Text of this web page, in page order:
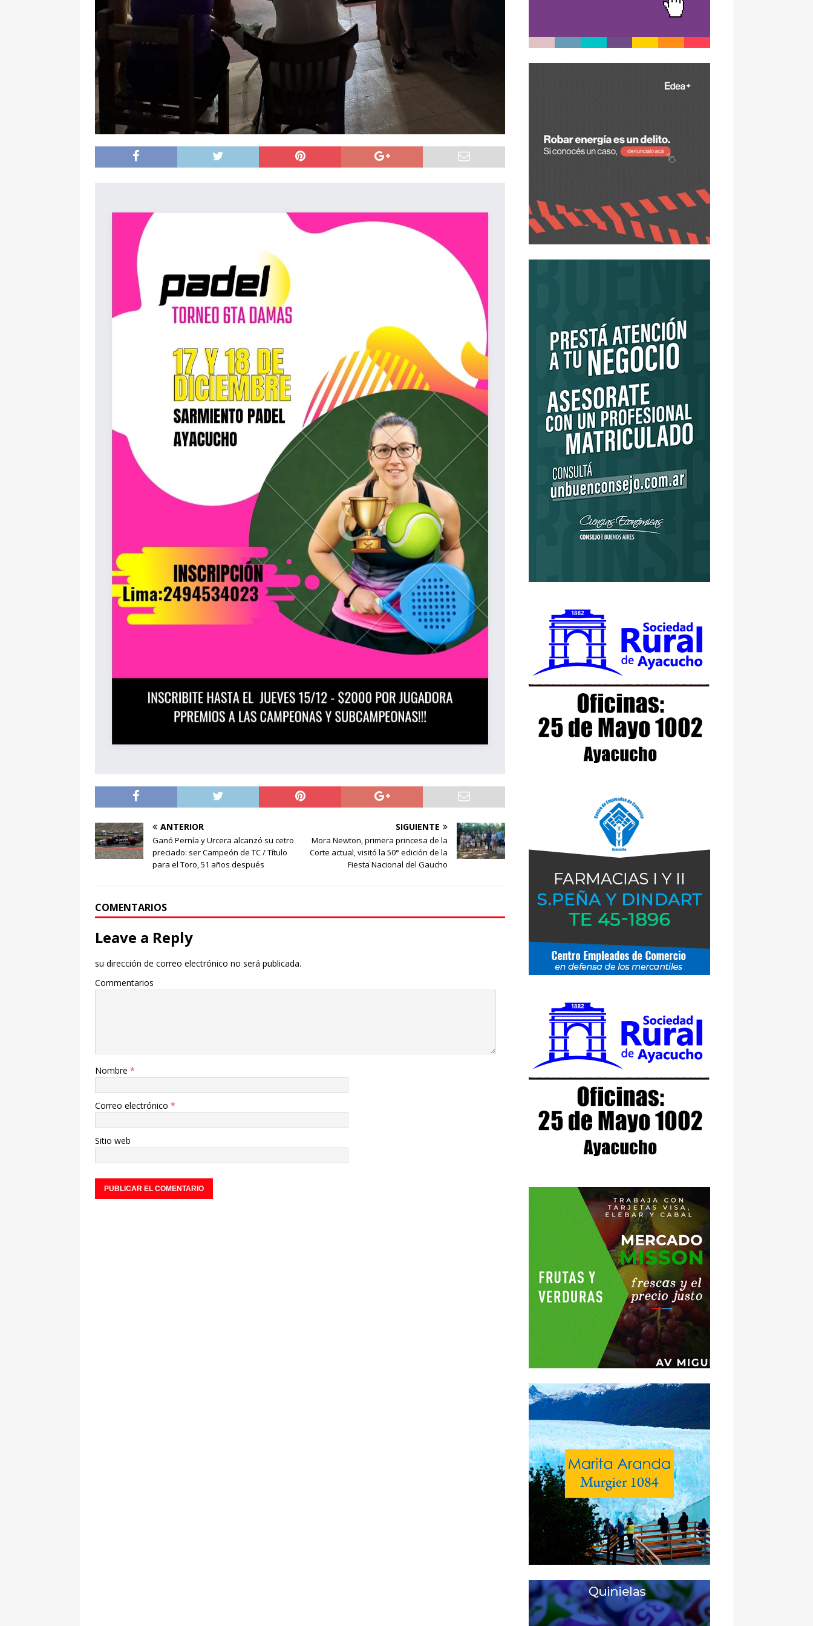
ANTERIOR
Ganó Pernía y Urcera alcanzó su cetro
preciado: ser Campeón de TC / Título
para el Toro, 51 años después
SIGUIENTE
Mora Newton, primera princesa de la
Corte actual, visitó la 50° edición de la
Fiesta Nacional del Gaucho
COMENTARIOS
Leave a Reply
su dirección de correo electrónico no será publicada.
Commentarios
Nombre *
Correo electrónico *
Sitio web